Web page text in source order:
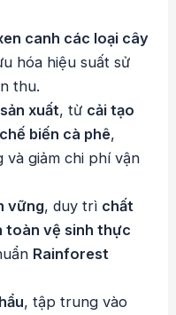
canh các loại cây
hóa hiệu suất sử
thu.
xuất, từ cải tạo
biến cà phê,
và giảm chi phí vận
vững, duy trì chất
toàn vệ sinh thực
Rainforest
, tập trung vào